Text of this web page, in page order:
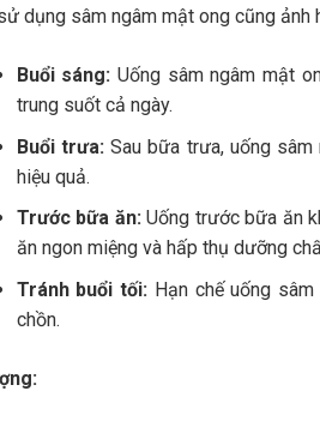
dụng sâm ngâm mật ong cũng
Buổi sáng: Uống sâm ngâm mật
trung suốt cả ngày.
Buổi trưa: Sau bữa trưa, uống
hiệu quả.
Trước bữa ăn:Uống trước bữa ăn
ăn ngon miệng và hấp thụ dưỡng
Tránh buổi tối: Hạn chế uống
chồn.